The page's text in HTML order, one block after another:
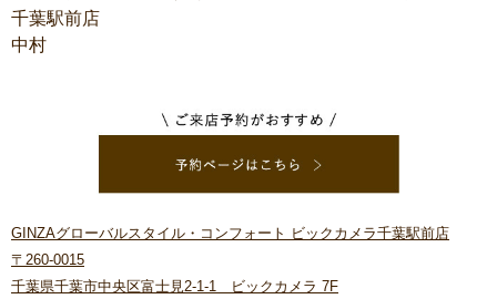
千葉駅前店
中村
GINZAグローバルスタイル・コンフォート ビックカメラ千葉駅前店
〒260-0015
千葉県千葉市中央区富士見2-1-1 ビックカメラ 7F